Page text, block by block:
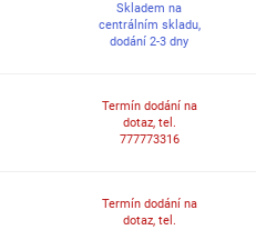
Skladem na
centrálním skladu,
dodání 2-3 dny
Termín dodání na
dotaz, tel.
777773316
Termín dodání na
dotaz, tel.